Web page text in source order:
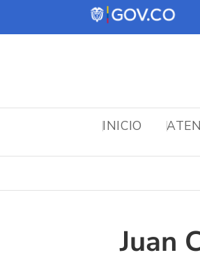
INICIO
Juan